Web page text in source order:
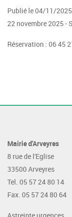
Publié le 04/11/2025
22 novembre 2025 -
Réservation : 06 45
Mairie d'Arveyres
8 rue de l'Eglise
33500 Arveyres
Tel. 05 57 24 80 14
Fax. 05 57 24 80 64